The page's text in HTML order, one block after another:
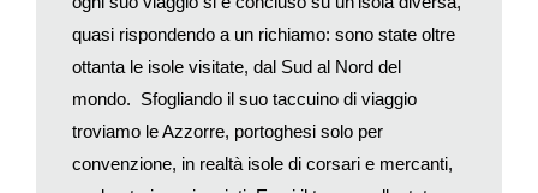
immaginato da Rousseau.
Ancora alla fine dell’Ottocento il pittore Paul Gauguin partì a
e, nonostante qualche inevitabile disillusione, trovò quanto
cercava: «La civiltà mi sta lentamente abbandonando.
Comincio a pensare con semplicità, a non avere più odio per il
quasi rispondendo a un richiamo: sono state oltre
ottanta le isole visitate, dal Sud al Nord del
mondo. Sfogliando il suo taccuino di viaggio
troviamo le Azzorre, portoghesi solo per
convenzione, in realtà isole di corsari e mercanti,